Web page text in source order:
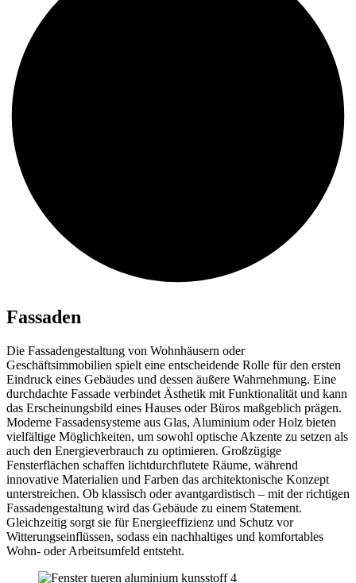
Fassaden
Die Fassadengestaltung von Wohnhäusern oder
Geschäftsimmobilien spielt eine entscheidende Rolle für den ersten
Eindruck eines Gebäudes und dessen äußere Wahrnehmung. Eine
durchdachte Fassade verbindet Ästhetik mit Funktionalität und kann
das Erscheinungsbild eines Hauses oder Büros maßgeblich prägen.
Moderne Fassadensysteme aus Glas, Aluminium oder Holz bieten
vielfältige Möglichkeiten, um sowohl optische Akzente zu setzen als
auch den Energieverbrauch zu optimieren. Großzügige
Fensterflächen schaffen lichtdurchflutete Räume, während
innovative Materialien und Farben das architektonische Konzept
unterstreichen. Ob klassisch oder avantgardistisch – mit der richtigen
Fassadengestaltung wird das Gebäude zu einem Statement.
Gleichzeitig sorgt sie für Energieeffizienz und Schutz vor
Witterungseinflüssen, sodass ein nachhaltiges und komfortables
Wohn- oder Arbeitsumfeld entsteht.